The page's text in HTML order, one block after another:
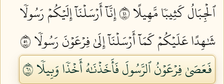
ٱلۡجِبَالُ كَثِيبٗا مَّهِيلًا ١٤
إِنَّآ أَرۡسَلۡنَآ إِلَيۡكُمۡ رَسُولٗا
شَٰهِدًا عَلَيۡكُمۡ كَمَآ أَرۡسَلۡنَآ إِلَىٰ فِرۡعَوۡنَ رَسُولٗا ١٥
فَعَصَىٰ فِرۡعَوۡنُ ٱلرَّسُولَ فَأَخَذۡنَٰهُ أَخۡذٗا وَبِيلٗا ١٦